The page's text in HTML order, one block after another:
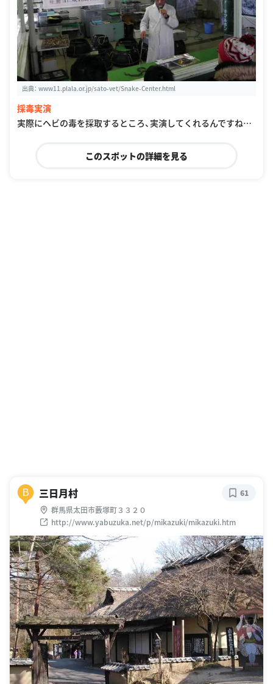
出典： www11.plala.or.jp/sato-vet/Snake-Center.html
採毒実演
実際にヘビの毒を採取するところ、実演してくれるんですね…
このスポットの詳細を見る
B 三日月村
群馬県太田市藪塚町３３２０
http://www.yabuzuka.net/p/mikazuki/mikazuki.htm
61